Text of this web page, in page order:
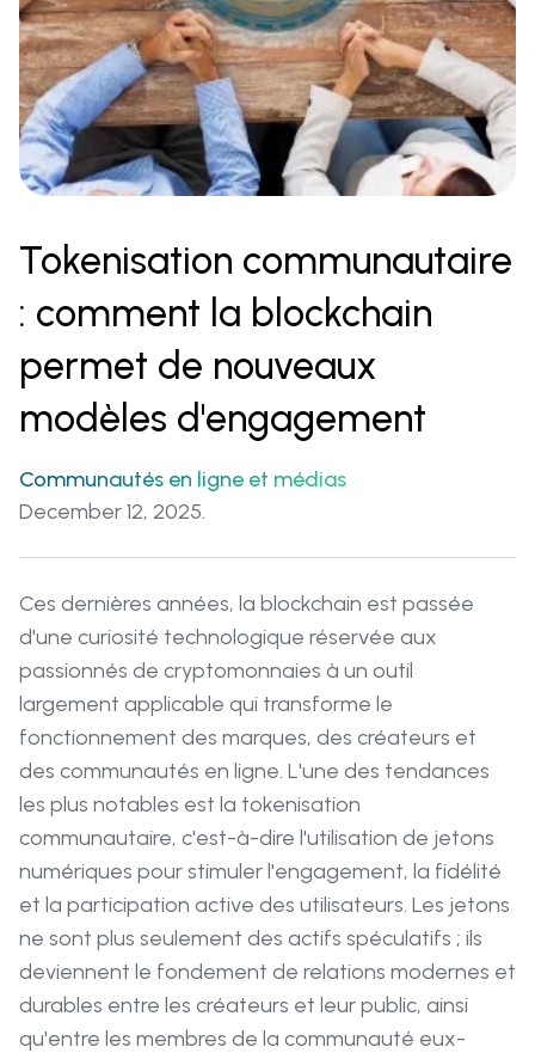
Tokenisation communautaire
: comment la blockchain
permet de nouveaux
modèles d'engagement
Communautés en ligne et médias‍
December 12, 2025.
Ces dernières années, la blockchain est passée
d'une curiosité technologique réservée aux
passionnés de cryptomonnaies à un outil
largement applicable qui transforme le
fonctionnement des marques, des créateurs et
des communautés en ligne. L'une des tendances
les plus notables est la tokenisation
communautaire, c'est-à-dire l'utilisation de jetons
numériques pour stimuler l'engagement, la fidélité
et la participation active des utilisateurs. Les jetons
ne sont plus seulement des actifs spéculatifs ; ils
deviennent le fondement de relations modernes et
durables entre les créateurs et leur public, ainsi
qu'entre les membres de la communauté eux-